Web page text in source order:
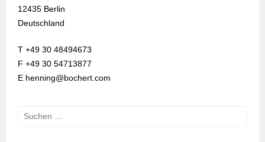
12435 Berlin
Deutschland
T +49 30 48494673
F +49 30 54713877
E henning@bochert.com
Suchen